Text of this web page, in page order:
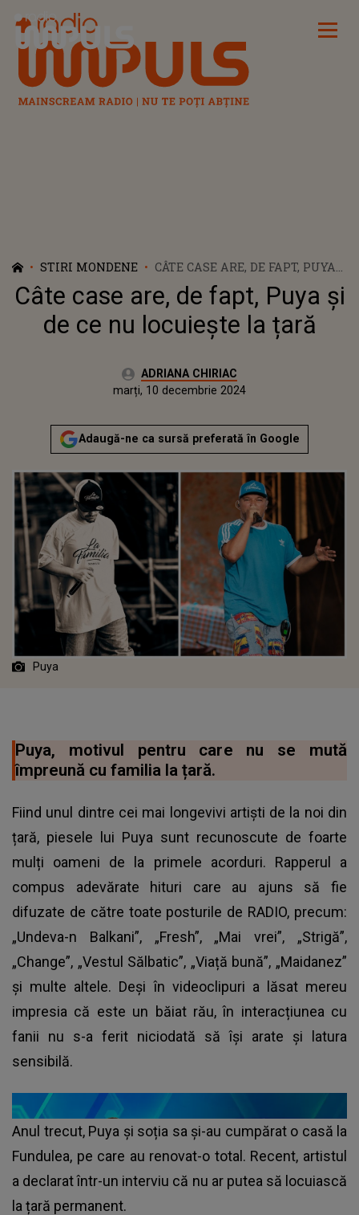
Radio Impuls
STIRI MONDENE
CÂTE CASE ARE, DE FAPT, PUYA
ȘI DE CE NU LOCUIEȘTE LA
ȚARĂ
Câte case are, de fapt, Puya și
de ce nu locuiește la țară
Autor:ADRIANA CHIRIAC
marți, 10 decembrie 2024Actualizat:
marți, 10 decembrie 2024
Adaugă-ne ca sursă preferată în Google
Puya
Puya, motivul pentru care nu se mută
împreună cu familia la țară.
Fiind unul dintre cei mai longevivi artiști de la noi din
țară, piesele lui Puya sunt recunoscute de foarte
mulți oameni de la primele acorduri. Rapperul a
compus adevărate hituri care au ajuns să fie
difuzate de către toate posturile de RADIO, precum:
„Undeva-n Balkani”, „Fresh”, „Mai vrei”, „Strigă”,
„Change”, „Vestul Sălbatic”, „Viață bună”, „Maidanez”
și multe altele. Deși în videoclipuri a lăsat mereu
impresia că este un băiat rău, în interacțiunea cu
fanii nu s-a ferit niciodată să își arate și latura
sensibilă.
Anul trecut, Puya și soția sa și-au cumpărat o casă la
Fundulea, pe care au renovat-o total. Recent, artistul
a declarat într-un interviu că nu ar putea să locuiască
la țară permanent.